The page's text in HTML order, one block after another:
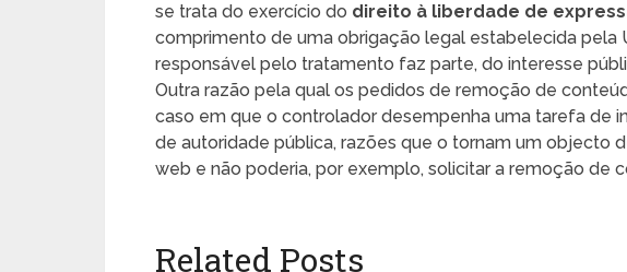
se trata do exercício do direito à liberdade de
comprimento de uma obrigação legal estabelecida pela
responsável pelo tratamento faz parte, do interesse
Outra razão pela qual os pedidos de remoção de
caso em que o controlador desempenha uma tarefa de
de autoridade pública, razões que o tornam um objecto
web e não poderia, por exemplo, solicitar a remoção de
Related Posts